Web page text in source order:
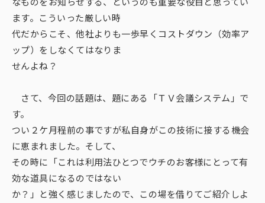
ます。こういった厳しい時
代だからこそ、他社よりも一歩早くコストダウン（効率ア
ップ）をしなくてはなりま
せんよね？
さて、今回の話題は、題にある「ＴＶ会議システム」で
す。
つい２ケ月程前の事ですが私自身がこの技術に接する機会
に恵まれました。そして、
その時に「これは利用法ひとつでウチのお客様にとって有
効な道具になるのではない
か？」と強く感じましたので、この場を借りてご紹介しよ